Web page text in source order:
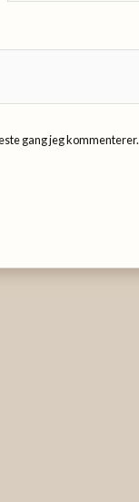
gang jeg kommenterer.